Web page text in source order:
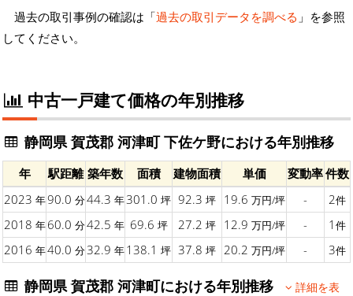
過去の取引事例の確認は「過去の取引データを調べる 」を参照
してください。
中古一戸建て価格の年別推移
静岡県 賀茂郡 河津町 下佐ケ野における年別推移
年 駅距離 築年数 面積 建物面積 単価 変動率件数
2023 年90.0 分44.3 年301.0 坪 92.3 坪 19.6 万円/坪 - 2件
2018 年60.0 分42.5 年 69.6 坪 27.2 坪 12.9 万円/坪 - 1 件
2016 年40.0 分32.9 年138.1 坪 37.8 坪 20.2 万円/坪 - 3件
静岡県 賀茂郡 河津町における年別推移
詳細を表